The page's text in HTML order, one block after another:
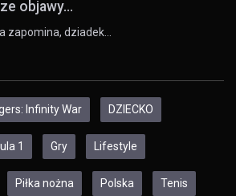
objawy...
zapomina, dziadek…
Infinity War DZIECKO
1 Gry Lifestyle
Piłka nożna Polska Tenis